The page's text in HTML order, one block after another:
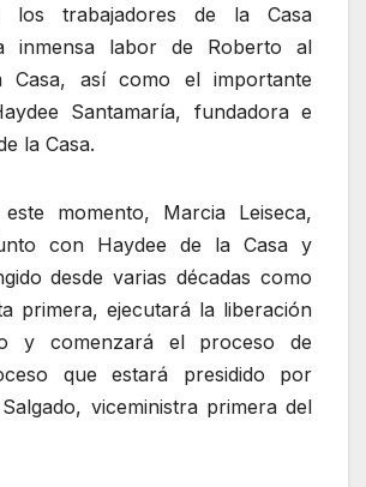
los trabajadores de la Casa
inmensa labor de Roberto al
así como el importante
Santamaría, fundadora e
la Casa.
momento, Marcia Leiseca,
con Haydee de la Casa y
desde varias décadas como
primera, ejecutará la liberación
y comenzará el proceso de
que estará presidido por
viceministra primera del